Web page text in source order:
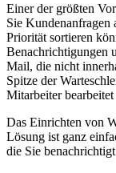
Einer der größten
Sie Kundenanfragen
Priorität sortieren
Benachrichtigungen
Mail, die nicht
Spitze der
Mitarbeiter
Das Einrichten von
Lösung ist ganz
die Sie